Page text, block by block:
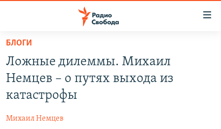
упрощенного
доступа
Вернуться
основному
Вернутся
АВТОРСКИЕ ПРОЕКТЫ
МНЕНИЯ
БЛОГИ
Ложные дилеммы. Михаил
Немцев – о путях выхода из
катастрофы
Михаил Немцев